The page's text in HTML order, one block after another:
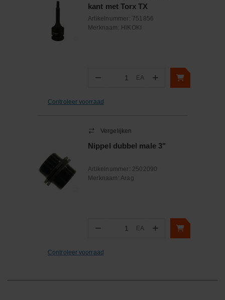
kant met Torx TX
Artikelnummer: 751856
Merknaam: HiKOKI
− Aantal
EA +
Controleer voorraad
Vergelijken
Nippel dubbel male 3"
Artikelnummer: 2502090
Merknaam: Arag
− Aantal
EA +
Controleer voorraad